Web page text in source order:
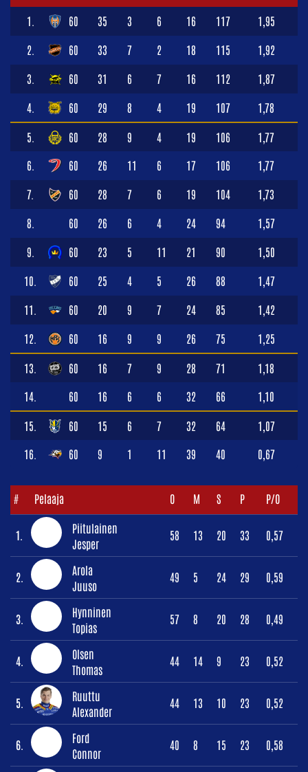
1. 60 35 3 6 16 117 1,95
2. 60 33 7 2 18 115 1,92
3. 60 31 6 7 16 112 1,87
4. 60 29 8 4 19 107 1,78
5. 60 28 9 4 19 106 1,77
6. 60 26 11 6 17 106 1,77
7. 60 28 7 6 19 104 1,73
8. 60 26 6 4 24 94 1,57
9. 60 23 5 11 21 90 1,50
10. 60 25 4 5 26 88 1,47
11. 60 20 9 7 24 85 1,42
12. 60 16 9 9 26 75 1,25
13. 60 16 7 9 28 71 1,18
14. 60 16 6 6 32 66 1,10
15. 60 15 6 7 32 64 1,07
16. 60 9 1 11 39 40 0,67
# Pelaaja O M S P P/O
1.
Piitulainen
Jesper
58 13 20 33 0,57
2.
Arola
Juuso
49 5 24 29 0,59
3.
Hynninen
Topias
57 8 20 28 0,49
4.
Olsen
Thomas
44 14 9 23 0,52
5.
Ruuttu
Alexander
44 13 10 23 0,52
6.
Ford
Connor
40 8 15 23 0,58